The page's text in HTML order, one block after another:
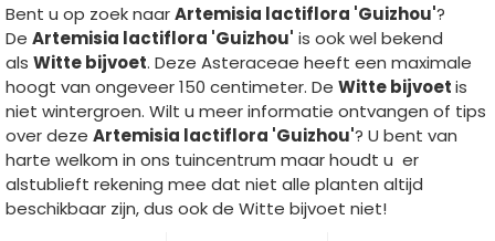
Bent u op zoek naarArtemisia lactiflora 'Guizhou'?
De Artemisia lactiflora 'Guizhou' is ook wel bekend
als Witte bijvoet. Deze Asteraceae heeft een maximale
hoogt van ongeveer 150 centimeter. De Witte bijvoetis
niet wintergroen. Wilt u meer informatie ontvangen of tips
over deze Artemisia lactiflora 'Guizhou'? U bent van
harte welkom in ons tuincentrum maar houdt u er
alstublieft rekening mee dat niet alle planten altijd
beschikbaar zijn, dus ook de Witte bijvoet niet!